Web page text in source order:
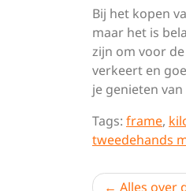
Bij het kopen
maar het is
zijn om voor
verkeert en
je genieten
Tags: frame,
tweedehands
Alles over